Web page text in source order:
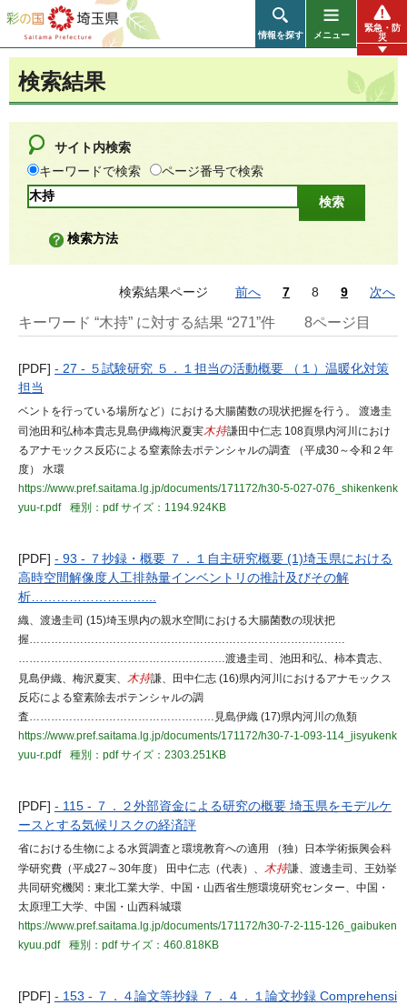
彩の国 埼玉県
情報を探す メニュー
緊急・防
災
検索結果
サイト内検索
キーワードで検索
ページ番号で検索
検索方法
検索結果ページ 前へ 7 8 9 次へ
キーワード “木持” に対する結果 “271”件 8ページ目
[PDF] - 27 - ５試験研究 ５．１担当の活動概要 （１）温暖化対策
担当
ベントを行っている場所など）における大腸菌数の現状把握を行う。 渡邊圭
司池田和弘柿本貴志見島伊織梅沢夏実木持謙田中仁志 108頁県内河川におけ
るアナモックス反応による窒素除去ポテンシャルの調査 （平成30～令和２年
度） 水環
https://www.pref.saitama.lg.jp/documents/171172/h30-5-027-076_shikenkenk
yuu-r.pdf
種別：pdfサイズ：1194.924KB
[PDF] - 93 - ７抄録・概要 ７．１自主研究概要 (1)埼玉県における
高時空間解像度人工排熱量インベントリの推計及びその解
析………………………...
織、渡邊圭司 (15)埼玉県内の親水空間における大腸菌数の現状把
握……………………………………………………………………………
…………………………………………………渡邊圭司、池田和弘、柿本貴志、
見島伊織、梅沢夏実、 木持謙、田中仁志 (16)県内河川におけるアナモックス
反応による窒素除去ポテンシャルの調
査……………………………………………見島伊織 (17)県内河川の魚類
https://www.pref.saitama.lg.jp/documents/171172/h30-7-1-093-114_jisyukenk
yuu-r.pdf
種別：pdfサイズ：2303.251KB
[PDF] - 115 - ７．２外部資金による研究の概要 埼玉県をモデルケ
ースとする気候リスクの経済評
省における生物による水質調査と環境教育への適用 （独）日本学術振興会科
学研究費（平成27～30年度） 田中仁志（代表）、 木持謙、渡邊圭司、王効挙
共同研究機関：東北工業大学、中国・山西省生態環境研究センター、中国・
太原理工大学、中国・山西科城環
https://www.pref.saitama.lg.jp/documents/171172/h30-7-2-115-126_gaibuken
kyuu.pdf
種別：pdfサイズ：460.818KB
[PDF] - 153 - ７．４論文等抄録 ７．４．１論文抄録 Comprehensi